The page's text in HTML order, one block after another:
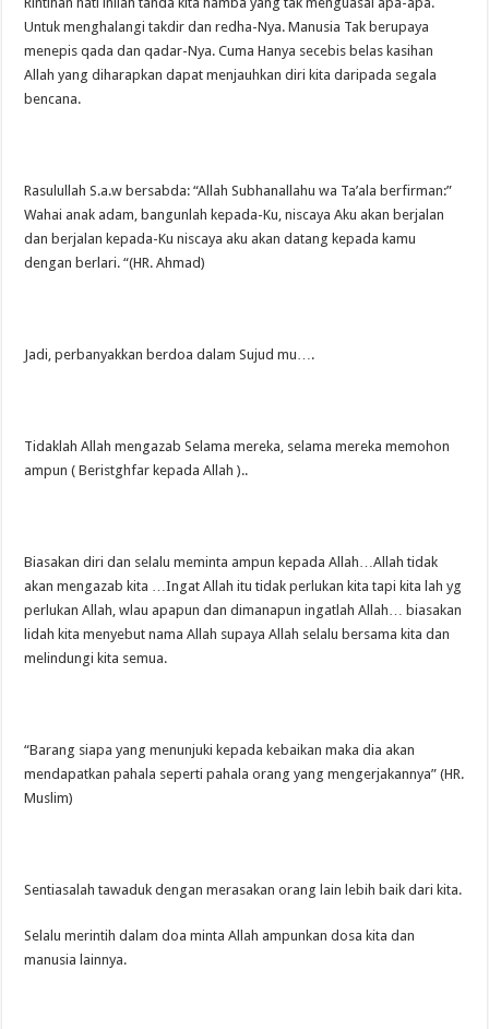
Untuk menghalangi takdir dan redha-Nya. Manusia Tak berupaya
menepis qada dan qadar-Nya. Cuma Hanya secebis belas kasihan
Allah yang diharapkan dapat menjauhkan diri kita daripada segala
bencana.
Rasulullah S.a.w bersabda: “Allah Subhanallahu wa Ta’ala berfirman:”
Wahai anak adam, bangunlah kepada-Ku, niscaya Aku akan berjalan
dan berjalan kepada-Ku niscaya aku akan datang kepada kamu
dengan berlari. “(HR. Ahmad)
Jadi, perbanyakkan berdoa dalam Sujud mu….
Tidaklah Allah mengazab Selama mereka, selama mereka memohon
ampun ( Beristghfar kepada Allah )..
Biasakan diri dan selalu meminta ampun kepada Allah…Allah tidak
akan mengazab kita …Ingat Allah itu tidak perlukan kita tapi kita lah yg
perlukan Allah, wlau apapun dan dimanapun ingatlah Allah… biasakan
lidah kita menyebut nama Allah supaya Allah selalu bersama kita dan
melindungi kita semua.
“Barang siapa yang menunjuki kepada kebaikan maka dia akan
mendapatkan pahala seperti pahala orang yang mengerjakannya” (HR.
Muslim)
Sentiasalah tawaduk dengan merasakan orang lain lebih baik dari kita.
Selalu merintih dalam doa minta Allah ampunkan dosa kita dan
manusia lainnya.